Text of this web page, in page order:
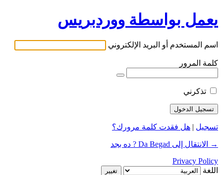
يعمل بواسطة ووردبريس
اسم المستخدم أو البريد الإلكتروني
كلمة المرور
تذكرني
تسجيل | هل فقدت كلمة مرورك؟
→ الانتقال إلى Da Begad ? ده بجد
Privacy Policy
اللغة